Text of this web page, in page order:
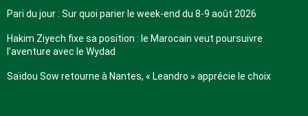
Pari du jour : Sur quoi parier le week-end du 8-9 août 2026
Hakim Ziyech fixe sa position : le Marocain veut poursuivre
l’aventure avec le Wydad
Saïdou Sow retourne à Nantes, « Leandro » apprécie le choix